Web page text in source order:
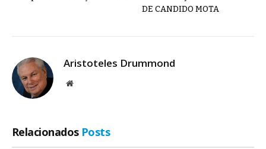
DE CANDIDO MOTA
Aristoteles Drummond
Site
Relacionados Posts